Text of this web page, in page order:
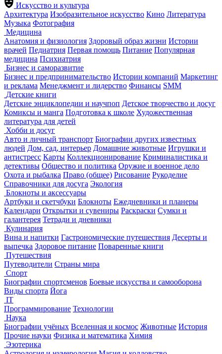
Искусство и культура
Архитектура Изобразительное искусство Кино Литература
Музыка Фотография
Медицина
Анатомия и физиология Здоровый образ жизни Истории
врачей Педиатрия Первая помощь Питание Популярная
медицина Психиатрия
Бизнес и саморазвитие
Бизнес и предпринимательство Истории компаний Маркетинг
и реклама Менеджмент и лидерство Финансы SMM
Детские книги
Детские энциклопедии и научпоп Детское творчество и досуг
Комиксы и манга Подготовка к школе Художественная
литература для детей
Хобби и досуг
Авто и личный транспорт Биографии других известных
людей Дом, сад, интерьер Домашние животные Игрушки и
антистресс Карты Коллекционирование Криминалистика и
детективы Общество и политика Оружие и военное дело
Охота и рыбалка Право (общее) Рисование Рукоделие
Справочники для досуга Экология
Блокноты и аксессуары
Артбуки и скетчбуки Блокноты Ежедневники и планеры
Календари Открытки и сувениры Раскраски Сумки и
галантерея Тетради и дневники
Кулинария
Вина и напитки Гастрономические путешествия Десерты и
выпечка Здоровое питание Поваренные книги
Путешествия
Путеводители Страны мира
Спорт
Биографии спортсменов Боевые искусства и самооборона
Виды спорта Йога
IT
Программирование Технологии
Наука
Биографии учёных Вселенная и космос Животные История
Прочие науки Физика и математика Химия
Эзотерика